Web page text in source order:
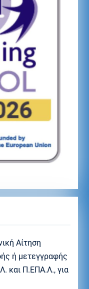
Αίτηση
ή μετεγγραφής
και Π.ΕΠΑ.Λ., για